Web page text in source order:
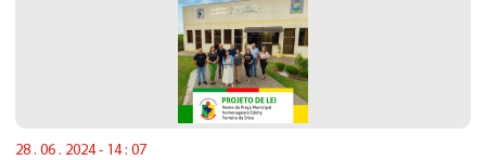
28 . 06 . 2024 - 14 : 07